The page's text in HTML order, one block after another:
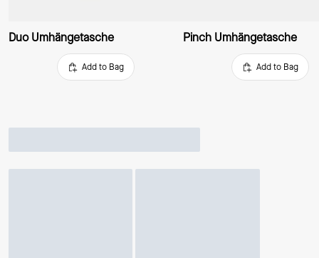
Duo Umhängetasche
Add to Bag
Pinch Umhängetasche
Add to Bag